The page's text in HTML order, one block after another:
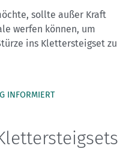
sollte außer Kraft
werfen können, um
ins Klettersteigset zu
INFORMIERT